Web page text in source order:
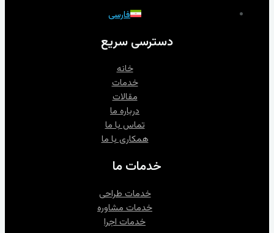
فارسی
دسترسی سریع
خانه
خدمات
مقالات
درباره ما
تماس با ما
همکاری با ما
خدمات ما
خدمات طراحی
خدمات مشاوره‌
خدمات اجرا